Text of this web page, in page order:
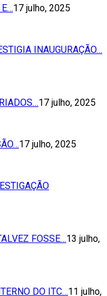
E…17 julho, 2025
INAUGURAÇÃO…
17 julho, 2025
17 julho, 2025
FOSSE…13 julho,
DO ITC…11 julho,